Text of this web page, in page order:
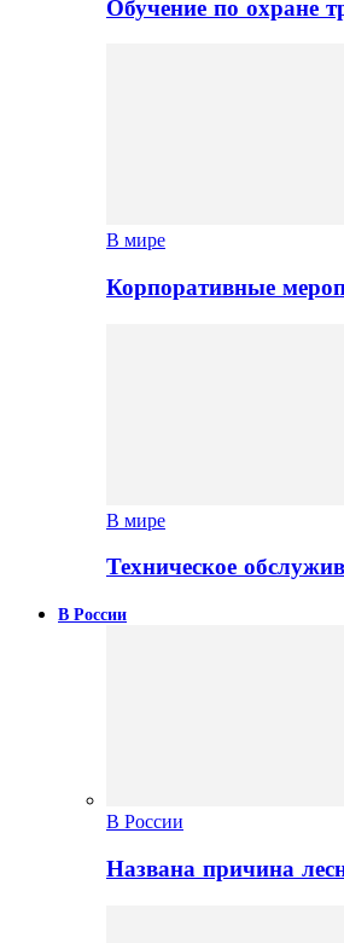
Обучение по охране
В мире
Корпоративные
В мире
Техническое
В России
В России
Названа причина